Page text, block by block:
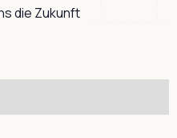
die Zukunft